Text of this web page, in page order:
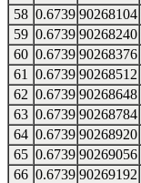
58 0.6739 90268104
59 0.6739 90268240
60 0.6739 90268376
61
0.6739 90268512
62 0.6739 90268648
63 0.6739 90268784
64 0.6739 90268920
65 0.6739 90269056
66 0.6739 90269192